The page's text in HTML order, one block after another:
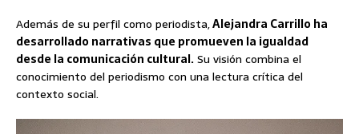
Además de su perfil como periodista,Alejandra Carrillo ha
desarrollado narrativas que promueven la igualdad
desde la comunicación cultural.Su visión combina el
conocimiento del periodismo con una lectura crítica del
contexto social.